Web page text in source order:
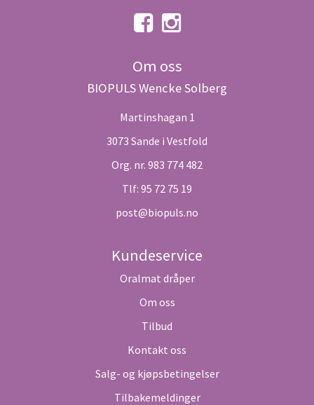
Om oss
BIOPULS Wencke Solberg
Martinshagan 1
3073 Sande i Vestfold
Org. nr. 983 774 482
Tlf: 95 72 75 19
post@biopuls.no
Kundeservice
Oralmat dråper
Om oss
Tilbud
Kontakt oss
Salg- og kjøpsbetingelser
Tilbakemeldinger